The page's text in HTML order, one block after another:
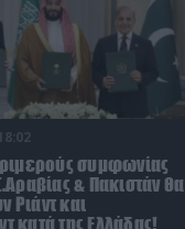
συμφωνίας
& Πακιστάν θα
Ριάντ και